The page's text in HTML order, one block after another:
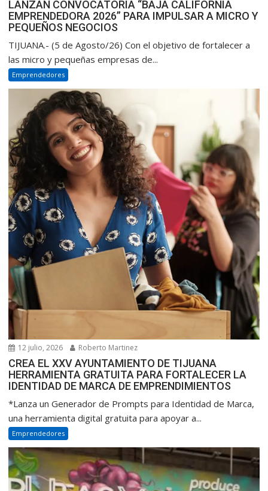
LANZAN CONVOCATORIA “BAJA CALIFORNIA
EMPRENDEDORA 2026” PARA IMPULSAR A MICRO Y
PEQUEÑOS NEGOCIOS
TIJUANA.- (5 de Agosto/26) Con el objetivo de fortalecer a
las micro y pequeñas empresas de...
Emprendedores
12 julio, 2026 Roberto Martinez
CREA EL XXV AYUNTAMIENTO DE TIJUANA
HERRAMIENTA GRATUITA PARA FORTALECER LA
IDENTIDAD DE MARCA DE EMPRENDIMIENTOS
*Lanza un Generador de Prompts para Identidad de Marca,
una herramienta digital gratuita para apoyar a...
Emprendedores